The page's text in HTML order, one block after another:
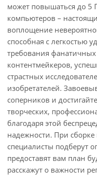
может повышаться до 5
компьютеров –
воплощение
способная с легкостью
требования
контентмейкеров,
страстных
изобретателей.
соперников и
творческих,
благодаря этой
надежности. При
специалисты подберут
предоставят вам план
расскажут о важности